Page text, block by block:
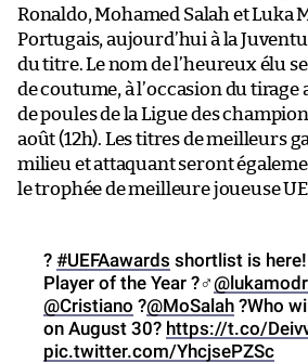
Ronaldo, Mohamed Salah et Luka
Portugais, aujourd’hui à la
du titre. Le nom de l’heureux élu
de coutume, à l’occasion du tirage
de poules de la Ligue des
août (12h). Les titres de meilleurs
milieu et attaquant seront
le trophée de meilleure joueuse
? #UEFAawards shortlist is here!
Player of the Year ?‍♂️
@Cristiano ?️@MoSalah ?️Who
on August 30? https://t.co/
pic.twitter.com/YhcjsePZSc